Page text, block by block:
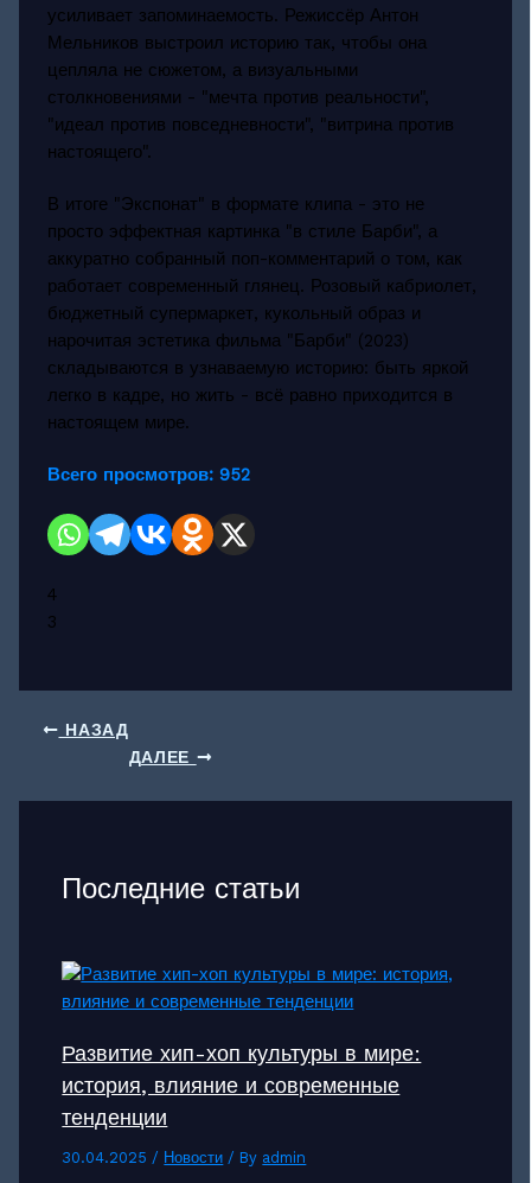
усиливает запоминаемость. Режиссёр Антон
Мельников выстроил историю так, чтобы она
цепляла не сюжетом, а визуальными
столкновениями - "мечта против реальности",
"идеал против повседневности", "витрина против
настоящего".
В итоге "Экспонат" в формате клипа - это не
просто эффектная картинка "в стиле Барби", а
аккуратно собранный поп-комментарий о том, как
работает современный глянец. Розовый кабриолет,
бюджетный супермаркет, кукольный образ и
нарочитая эстетика фильма "Барби" (2023)
складываются в узнаваемую историю: быть яркой
легко в кадре, но жить - всё равно приходится в
настоящем мире.
Всего просмотров: 952
4
3
НАЗАД
ДАЛЕЕ
Последние статьи
Развитие хип-хоп культуры в мире:
история, влияние и современные
тенденции
30.04.2025 / Новости / By admin